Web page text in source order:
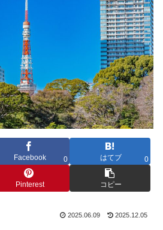
Facebook 0 はてブ 0
Pinterest コピー
2025.06.09 2025.12.05